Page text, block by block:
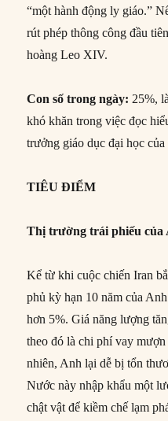
“một hành động ly giáo.”
rút phép thông công đầu
hoàng Leo XIV.
Con số trong ngày: 25%,
khó khăn trong việc đọc
trưởng giáo dục đại học của
TIÊU ĐIỂM
Thị trường trái phiếu của
Kể từ khi cuộc chiến Iran
phủ kỳ hạn 10 năm của
hơn 5%. Giá năng lượng
theo đó là chi phí vay
nhiên, Anh lại dễ bị tổn
Nước này nhập khẩu một
chật vật để kiềm chế lạm